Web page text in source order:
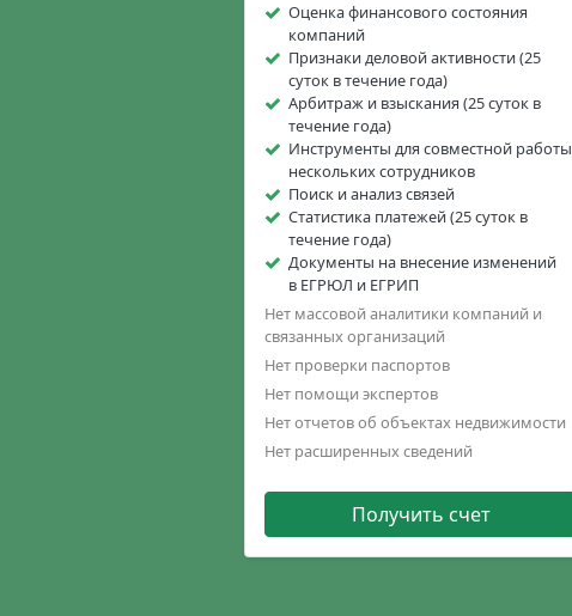
Оценка финансового состояния
компаний
Признаки деловой активности (25
суток в течение года)
Арбитраж и взыскания (25 суток в
течение года)
Инструменты для совместной работы
нескольких сотрудников
Поиск и анализ связей
Статистика платежей (25 суток в
течение года)
Документы на внесение изменений
в ЕГРЮЛ и ЕГРИП
Нет массовой аналитики компаний и
связанных организаций
Нет проверки паспортов
Нет помощи экспертов
Нет отчетов об объектах недвижимости
Нет расширенных сведений
Получить счет